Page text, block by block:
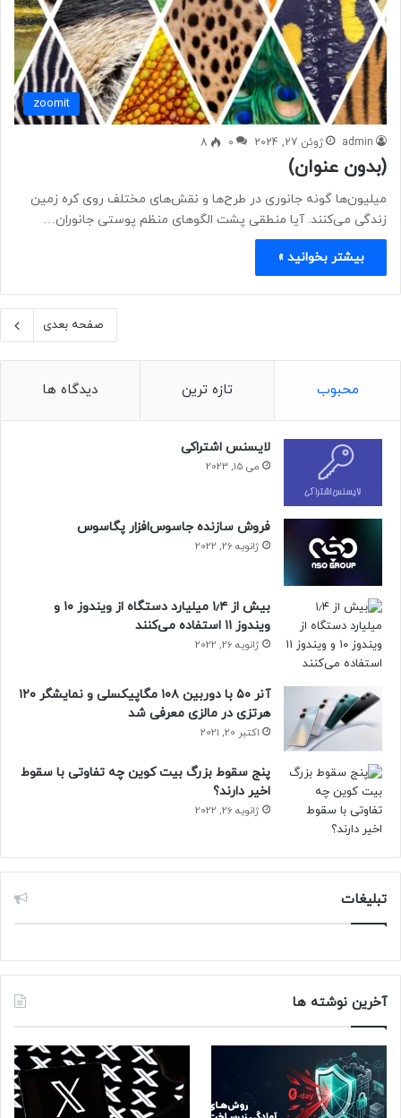
zoomit
admin ژوئن 27, 2024 0
8
(بدون عنوان)
میلیون‌ها گونه جانوری در طرح‌ها و نقش‌های مختلف روی کره زمین
زندگی می‌کنند. آیا منطقی پشت الگوهای منظم پوستی جانوران…
بیشتر بخوانید »
صفحه بعدی
محبوب تازه ترین دیدگاه ها
لایسنس اشتراکی
می 15, 2023
فروش سازنده جاسوس‌افزار پگاسوس
ژانویه 26, 2022
بیش از ۱٫۴ میلیارد دستگاه از ویندوز ۱۰ و
ویندوز ۱۱ استفاده می‌کنند
ژانویه 26, 2022
آنر ۵۰ با دوربین ۱۰۸ مگاپیکسلی و نمایشگر ۱۲۰
هرتزی در مالزی معرفی شد
اکتبر 20, 2021
پنج سقوط بزرگ بیت کوین چه تفاوتی با سقوط
اخیر دارند؟
ژانویه 26, 2022
تبلیغات
آخرین نوشته ها